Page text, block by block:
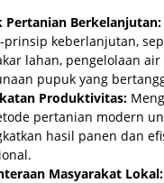
Pertanian Berkelanjutan:
prinsip keberlanjutan,
lahan, pengelolaan air
pupuk yang
Produktivitas:
pertanian modern
hasil panen dan
Masyarakat Lokal: